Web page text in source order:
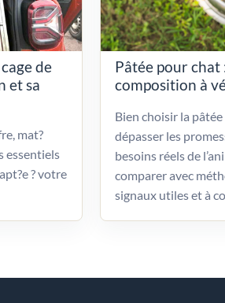
de
et sa
mat?
essentiels
? votre
Pâtée pour
composition à
Bien choisir la
dépasser les
besoins réels de
comparer avec
signaux utiles et à